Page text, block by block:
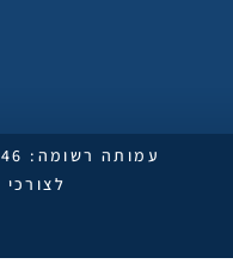
לצורכי